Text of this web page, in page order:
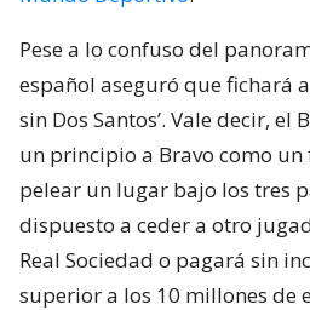
Pese a lo confuso del
español aseguró que fichará
sin Dos Santos’. Vale decir,
un principio a Bravo como
pelear un lugar bajo los tres
dispuesto a ceder a otro
Real Sociedad o pagará sin
superior a los 10 millones de